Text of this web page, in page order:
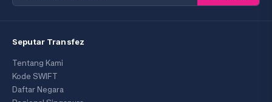
Seputar Transfez
Tentang Kami
Kode SWIFT
Daftar Negara